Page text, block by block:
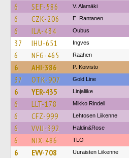
6 SEF-586 V. Alamäki
6 CZK-206 E. Rantanen
6 ILA-434 Oubus
37 IHU-651 Ingves
6 NFG-465 Raahen
6 AHI-386 P. Koivisto
37 OTK-907 Gold Line
6 YER-435 Linjaliike
6 LLT-178 Mikko Rindell
6 CFZ-999 Lehtosen Liikenne
6 VVU-392 Haldin&Rose
6 NIX-486 TLO
6 EVV-708 Uuraisten Liikenne